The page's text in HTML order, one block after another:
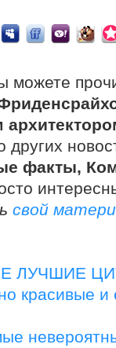
можете
других
факты,
свой
ЛУЧШИЕ
красивые